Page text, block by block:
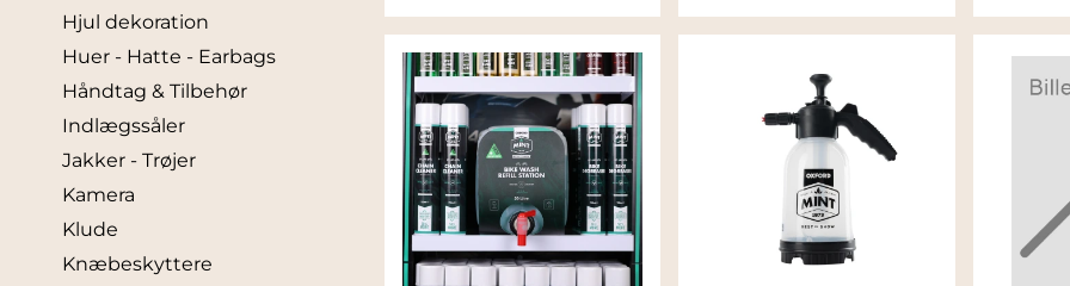
Hjul dekoration
Huer - Hatte - Earbags
Håndtag & Tilbehør
Indlægssåler
Jakker - Trøjer
Kamera
Klude
Knæbeskyttere